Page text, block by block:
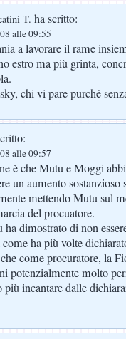
T. ha scritto:
alle 09:55
a lavorare il rame
estro ma più grinta,
chi vi pare purché
alle 09:57
è che Mutu e Moggi
un aumento
mettendo Mutu sul
del procuatore.
dimostrato di non
ha più volte
come procuratore, la
potenzialmente molto
più incantare dalle